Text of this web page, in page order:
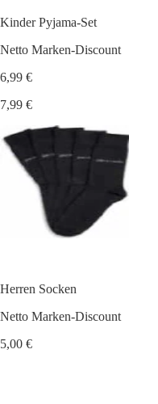
Kinder Pyjama-Set
Netto Marken-Discount
6,99 €
7,99 €
Herren Socken
Netto Marken-Discount
5,00 €